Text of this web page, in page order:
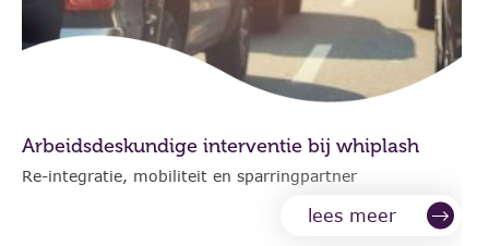
Arbeidsdeskundige interventie bij whiplash
Re-integratie, mobiliteit en sparringpartner
lees meer